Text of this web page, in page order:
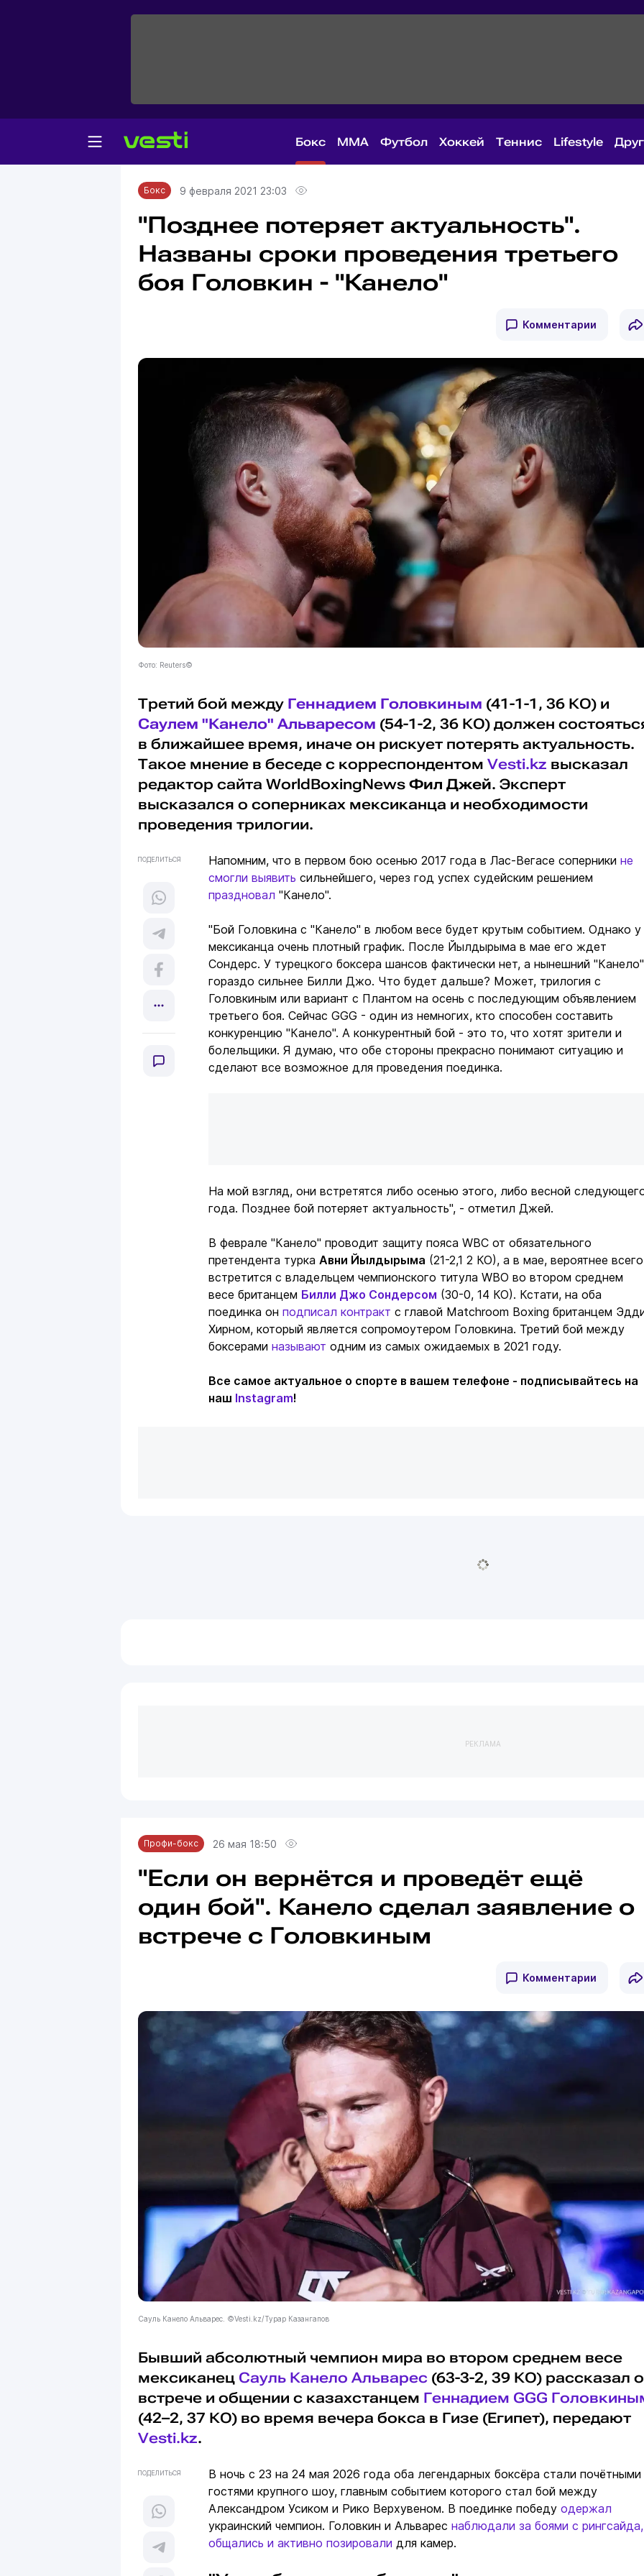
Бокс MMA Футбол Хоккей Теннис Lifestyle
Главная
Бокс
Бокс 9 февраля 2021 23:03
"Позднее потеряет актуальность".
Названы сроки проведения третьего
боя Головкин - "Канело"
Комментарии
Фото: Reuters©
Третий бой между Геннадием Головкиным (41-1-1, 36 КО) и
Саулем "Канело" Альваресом (54-1-2, 36 КО) должен
в ближайшее время, иначе он рискует потерять актуальность.
Такое мнение в беседе с корреспондентом Vesti.kz высказал
редактор сайта WorldBoxingNews Фил Джей. Эксперт
высказался о соперниках мексиканца и необходимости
проведения трилогии.
ПОДЕЛИТЬСЯ Напомним, что в первом бою осенью 2017 года в Лас-Вегасе соперники не
смогли выявить сильнейшего, через год успех судейским решением
праздновал "Канело".
"Бой Головкина с "Канело" в любом весе будет крутым событием. Однако у
мексиканца очень плотный график. После Йылдырыма в мае его ждет
Сондерс. У турецкого боксера шансов фактически нет, а нынешний "Канело"
гораздо сильнее Билли Джо. Что будет дальше? Может, трилогия с
Головкиным или вариант с Плантом на осень с последующим объявлением
третьего боя. Сейчас GGG - один из немногих, кто способен составить
конкуренцию "Канело". А конкурентный бой - это то, что хотят зрители и
болельщики. Я думаю, что обе стороны прекрасно понимают ситуацию и
сделают все возможное для проведения поединка.
На мой взгляд, они встретятся либо осенью этого, либо весной
года. Позднее бой потеряет актуальность", - отметил Джей.
В феврале "Канело" проводит защиту пояса WBC от обязательного
претендента турка Авни Йылдырыма (21-2,1 2 КО), а в мае, вероятнее
встретится с владельцем чемпионского титула WBO во втором среднем
весе британцем Билли Джо Сондерсом (30-0, 14 КО). Кстати, на оба
поединка он подписал контракт с главой Matchroom Boxing британцем
Хирном, который является сопромоутером Головкина. Третий бой между
боксерами называют одним из самых ожидаемых в 2021 году.
Все самое актуальное о спорте в вашем телефоне - подписывайтесь на
наш Instagram!
РЕКЛАМА
Профи-бокс 26 мая 18:50
"Если он вернётся и проведёт ещё
один бой". Канело сделал заявление о
встрече с Головкиным
Комментарии
Сауль Канело Альварес. ©Vesti.kz/Турар Казангапов
Бывший абсолютный чемпион мира во втором среднем весе
мексиканец Сауль Канело Альварес (63-3-2, 39 КО) рассказал о
встрече и общении с казахстанцем Геннадием GGG
(42–2, 37 КО) во время вечера бокса в Гизе (Египет), передают
Vesti.kz.
ПОДЕЛИТЬСЯ
В ночь с 23 на 24 мая 2026 года оба легендарных боксёра стали почётными
гостями крупного шоу, главным событием которого стал бой между
Александром Усиком и Рико Верхувеном. В поединке победу одержал
украинский чемпион. Головкин и Альварес наблюдали за боями с рингсайда,
общались и активно позировали для камер.